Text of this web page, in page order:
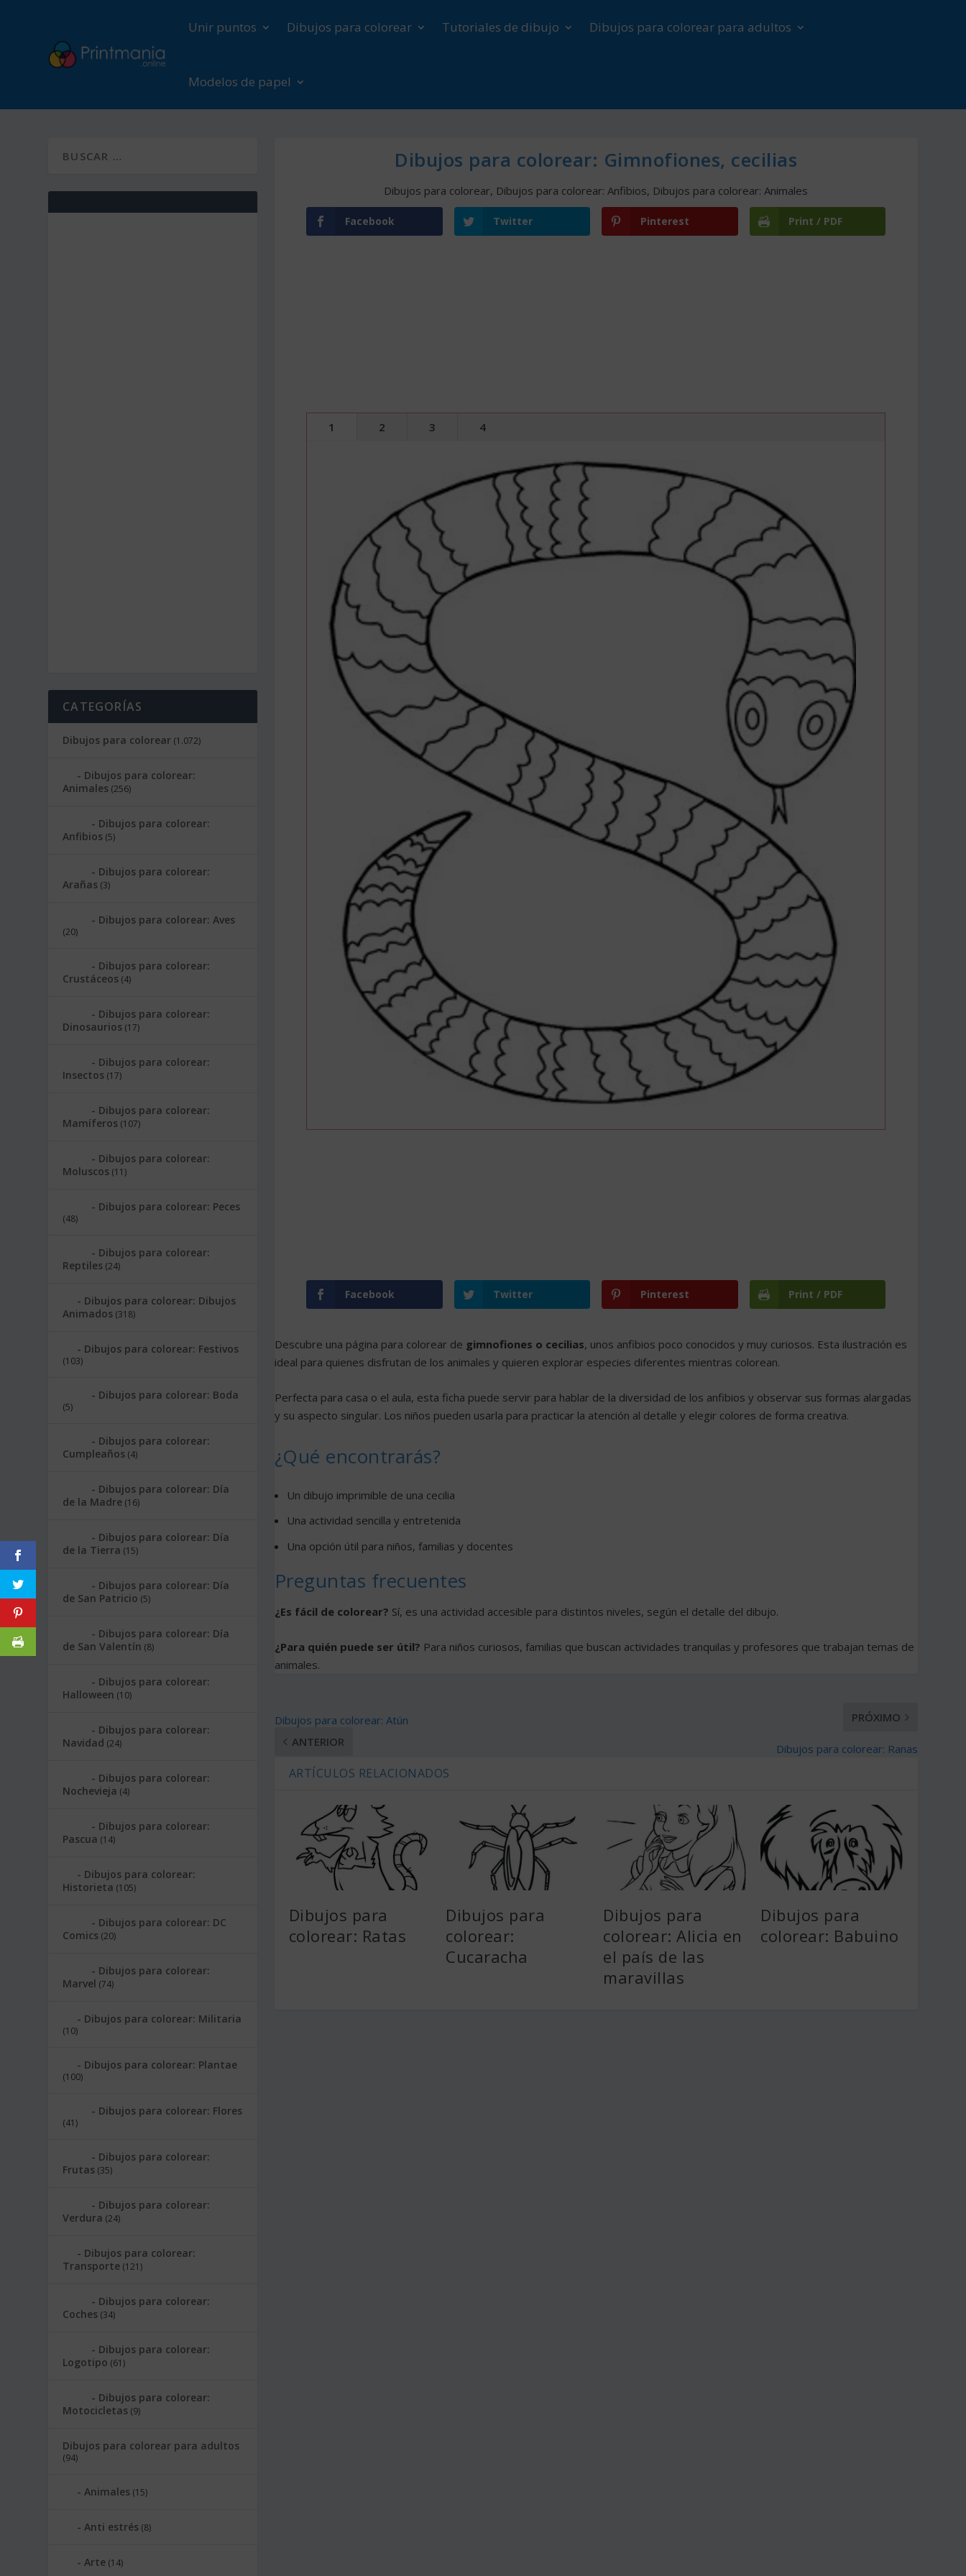
Unir puntos Dibujos para colorear Tutoriales de dibujo Dibujos para colorear para adultos
Modelos de papel
Dibujos para colorear: Gimnofiones, cecilias
Dibujos para colorear, Dibujos para colorear: Anfibios, Dibujos para colorear: Animales
Facebook Twitter Pinterest Print / PDF
1 2 3 4
Facebook Twitter Pinterest Print / PDF
Descubre una página para colorear de gimnofiones o cecilias, unos anfibios poco conocidos y muy curiosos. Esta ilustración es
ideal para quienes disfrutan de los animales y quieren explorar especies diferentes mientras colorean.
Perfecta para casa o el aula, esta ficha puede servir para hablar de la diversidad de los anfibios y observar sus formas alargadas
y su aspecto singular. Los niños pueden usarla para practicar la atención al detalle y elegir colores de forma creativa.
¿Qué encontrarás?
Un dibujo imprimible de una cecilia
Una actividad sencilla y entretenida
Una opción útil para niños, familias y docentes
Preguntas frecuentes
¿Es fácil de colorear? Sí, es una actividad accesible para distintos niveles, según el detalle del dibujo.
¿Para quién puede ser útil? Para niños curiosos, familias que buscan actividades tranquilas y profesores que trabajan temas de
animales.
Dibujos para colorear: Atún
ANTERIOR
PRÓXIMO
Dibujos para colorear: Ranas
ARTÍCULOS RELACIONADOS
Dibujos para
colorear: Ratas
Dibujos para
colorear:
Cucaracha
Dibujos para
colorear: Alicia en
el país de las
maravillas
Dibujos para
colorear: Babuino
CATEGORÍAS
Dibujos para colorear (1.072)
Dibujos para colorear:
Animales (256)
Dibujos para colorear:
Anfibios (5)
Dibujos para colorear:
Arañas (3)
Dibujos para colorear: Aves
(20)
Dibujos para colorear:
Crustáceos (4)
Dibujos para colorear:
Dinosaurios (17)
Dibujos para colorear:
Insectos (17)
Dibujos para colorear:
Mamíferos (107)
Dibujos para colorear:
Moluscos (11)
Dibujos para colorear: Peces
(48)
Dibujos para colorear:
Reptiles (24)
Dibujos para colorear: Dibujos
Animados (318)
Dibujos para colorear: Festivos
(103)
Dibujos para colorear: Boda
(5)
Dibujos para colorear:
Cumpleaños (4)
Dibujos para colorear: Día
de la Madre (16)
Dibujos para colorear: Día
de la Tierra (15)
Dibujos para colorear: Día
de San Patricio (5)
Dibujos para colorear: Día
de San Valentín (8)
Dibujos para colorear:
Halloween (10)
Dibujos para colorear:
Navidad (24)
Dibujos para colorear:
Nochevieja (4)
Dibujos para colorear:
Pascua (14)
Dibujos para colorear:
Historieta (105)
Dibujos para colorear: DC
Comics (20)
Dibujos para colorear:
Marvel (74)
Dibujos para colorear: Militaria
(10)
Dibujos para colorear: Plantae
(100)
Dibujos para colorear: Flores
(41)
Dibujos para colorear:
Frutas (35)
Dibujos para colorear:
Verdura (24)
Dibujos para colorear:
Transporte (121)
Dibujos para colorear:
Coches (34)
Dibujos para colorear:
Logotipo (61)
Dibujos para colorear:
Motocicletas (9)
Dibujos para colorear para adultos
(94)
Animales (15)
Anti estrés (8)
Arte (14)